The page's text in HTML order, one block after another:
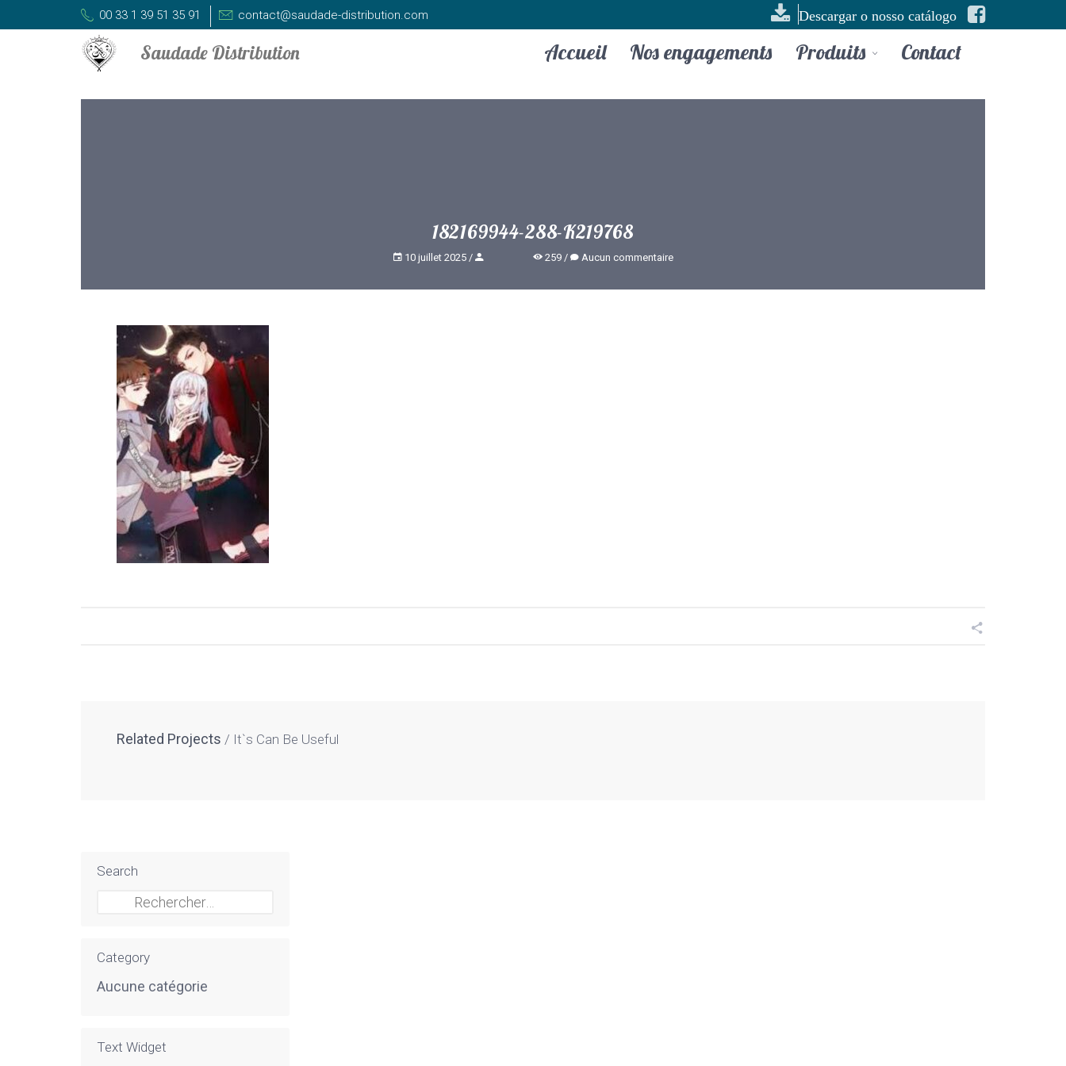
00 33 1 39 51 35 91 contact@saudade-distribution.com Descargar o nosso catálogo
Accueil Nos engagements Produits Contact
182169944-288-K219768
10 juillet 2025 259 Aucun commentaire
Related Projects It`s Can Be Useful
Search
Rechercher :
Category
Aucune catégorie
Text Widget